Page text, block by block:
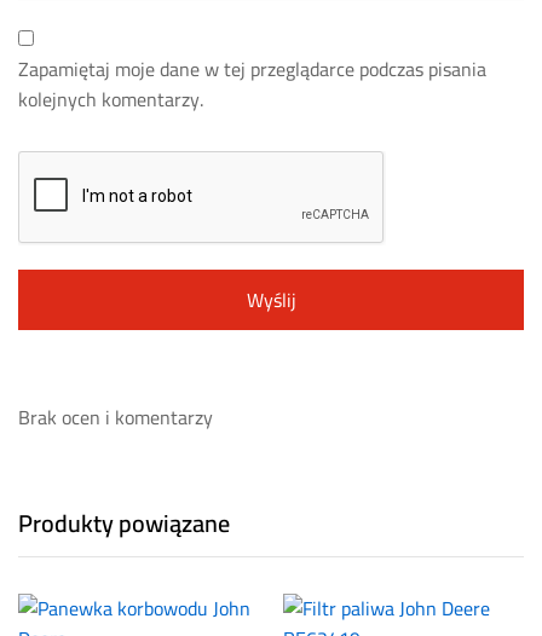
Zapamiętaj moje dane w tej przeglądarce podczas pisania
kolejnych komentarzy.
Brak ocen i komentarzy
Produkty powiązane